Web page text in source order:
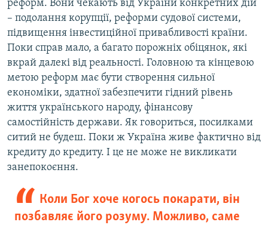
реформ. Вони чекають від України конкретних дій
– подолання корупції, реформи судової системи,
підвищення інвестиційної привабливості країни.
Поки справ мало, а багато порожніх обіцянок, які
вкрай далекі від реальності. Головною та кінцевою
метою реформ має бути створення сильної
економіки, здатної забезпечити гідний рівень
життя українського народу, фінансову
самостійність держави. Як говориться, посилками
ситий не будеш. Поки ж Україна живе фактично від
кредиту до кредиту. І це не може не викликати
занепокоєння.
Коли Бог хоче когось покарати, він
позбавляє його розуму. Можливо, саме